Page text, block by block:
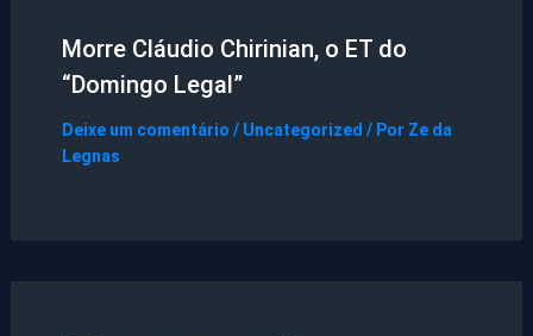
Morre Cláudio Chirinian, o ET do
“Domingo Legal”
Deixe um comentário / Uncategorized / Por Ze da
Legnas